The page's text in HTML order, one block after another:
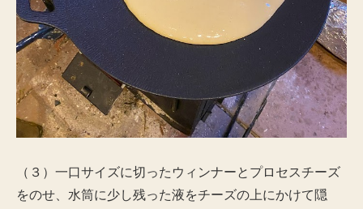
（３）一口サイズに切ったウィンナーとプロセスチーズ
をのせ、水筒に少し残った液をチーズの上にかけて隠